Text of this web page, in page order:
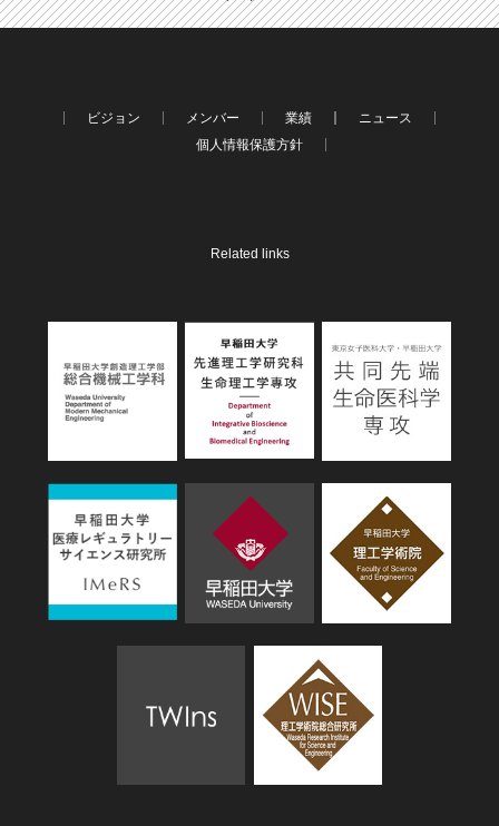
ビジョン メンバー 業績
ニュース
個人情報保護方針
Related links